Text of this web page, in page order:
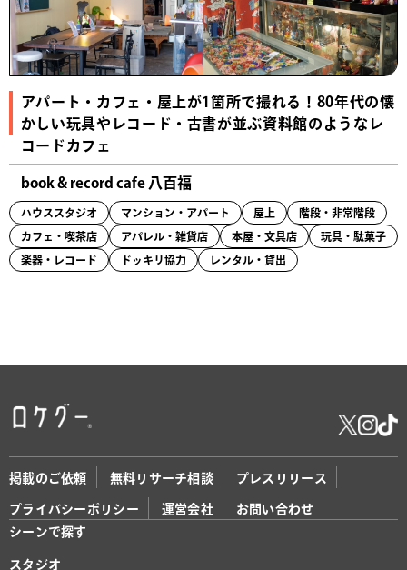
アパート・カフェ・屋上が1箇所で撮れる！80年代の懐
かしい玩具やレコード・古書が並ぶ資料館のようなレ
コードカフェ
book & record cafe 八百福
ハウススタジオ マンション・アパート 屋上 階段・非常階段
カフェ・喫茶店 アパレル・雑貨店 本屋・文具店 玩具・駄菓子
楽器・レコード ドッキリ協力 レンタル・貸出
掲載のご依頼 無料リサーチ相談 プレスリリース
プライバシーポリシー 運営会社
お問い合わせ
シーンで探す
スタジオ